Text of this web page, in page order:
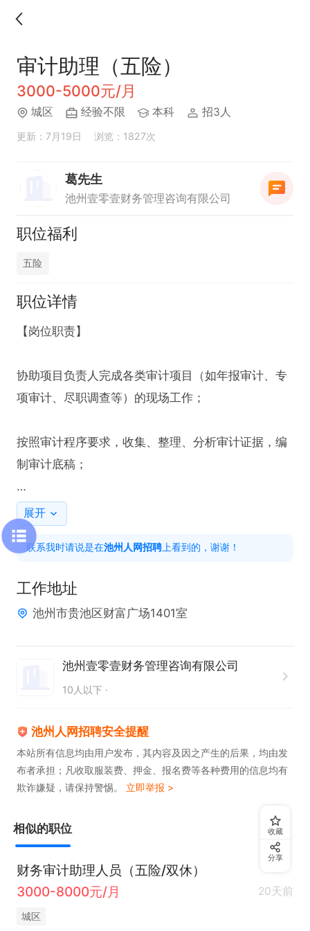
审计助理（五险）
3000-5000元/月
城区 经验不限 本科 招3人
更新：7月19日 浏览：1827次
葛先生
池州壹零壹财务管理咨询有限公司
职位福利
五险
职位详情
【岗位职责】
协助项目负责人完成各类审计项目（如年报审计、专
项审计、尽职调查等）的现场工作；
按照审计程序要求，收集、整理、分析审计证据，编
制审计底稿；
协助完成凭证抽查、资产盘点、函证收发、合同审阅
等基础审计程序；
完成项目负责人交办的其他与审计相关的工作。
【任职要求】
等相关专业；
资格证书：通过CPA部分科目（如会计、审计）者优
先；
经验要求：有会计师事务所实习或工作经验者优先，
优秀应届毕业生亦可考虑；
展开
联系我时请说是在池州人网招聘上看到的，谢谢！
工作地址
池州市贵池区财富广场1401室
池州壹零壹财务管理咨询有限公司
10人以下
池州人网招聘安全提醒
本站所有信息均由用户发布，其内容及因之产生的后果，均由发
布者承担；凡收取服装费、押金、报名费等各种费用的信息均有
欺诈嫌疑，请保持警惕。 立即举报 >
相似的职位
财务审计助理人员（五险/双休）
3000-8000元/月
20天前
城区
收藏
分享